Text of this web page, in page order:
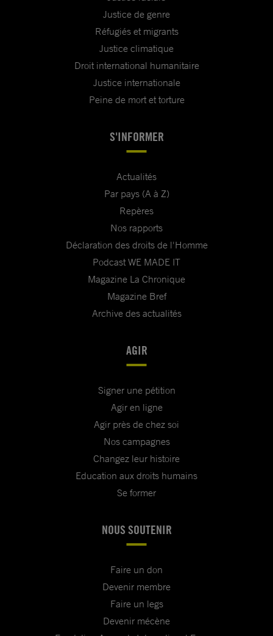
Justice de genre
Réfugiés et migrants
Justice climatique
Droit international humanitaire
Justice internationale
Peine de mort et torture
S'INFORMER
Actualités
Par pays (A à Z)
Repères
Nos rapports
Déclaration des droits de l'Homme
Podcast WE MADE IT
Magazine La Chronique
Magazine Bref
Archive des actualités
AGIR
Signer une pétition
Agir en ligne
Agir près de chez soi
Nos campagnes
Changez leur histoire
Education aux droits humains
Se former
NOUS SOUTENIR
Faire un don
Devenir membre
Faire un legs
Devenir mécène